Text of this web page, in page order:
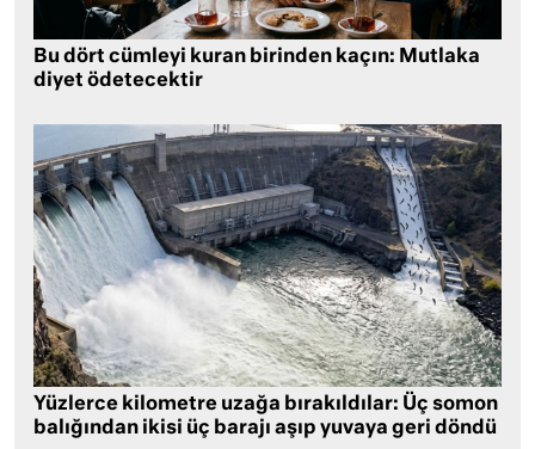
Bu dört cümleyi kuran birinden kaçın: Mutlaka
diyet ödetecektir
Yüzlerce kilometre uzağa bırakıldılar: Üç somon
balığından ikisi üç barajı aşıp yuvaya geri döndü